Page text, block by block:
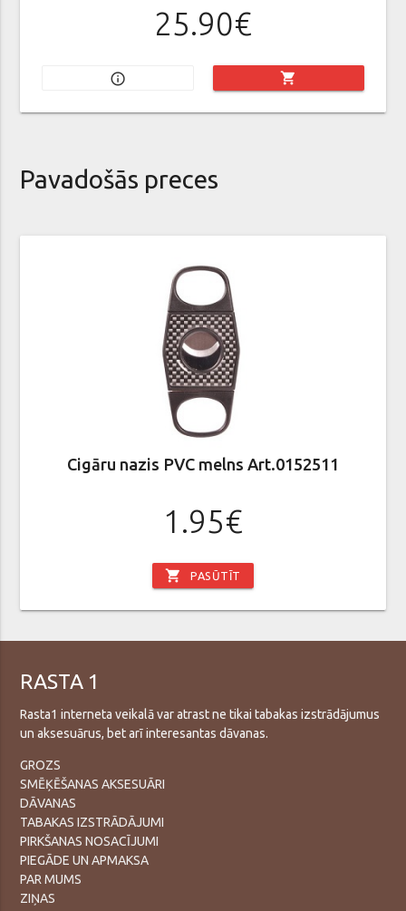
25.90€
info_outline shopping_cart
Pavadošās preces
Cigāru nazis PVC melns Art.0152511
1.95€
shopping_cart PASŪTĪT
RASTA 1
Rasta1 interneta veikalā var atrast ne tikai tabakas izstrādājumus
un aksesuārus, bet arī interesantas dāvanas.
GROZS
SMĒĶĒŠANAS AKSESUĀRI
DĀVANAS
TABAKAS IZSTRĀDĀJUMI
PIRKŠANAS NOSACĪJUMI
PIEGĀDE UN APMAKSA
PAR MUMS
ZIŅAS